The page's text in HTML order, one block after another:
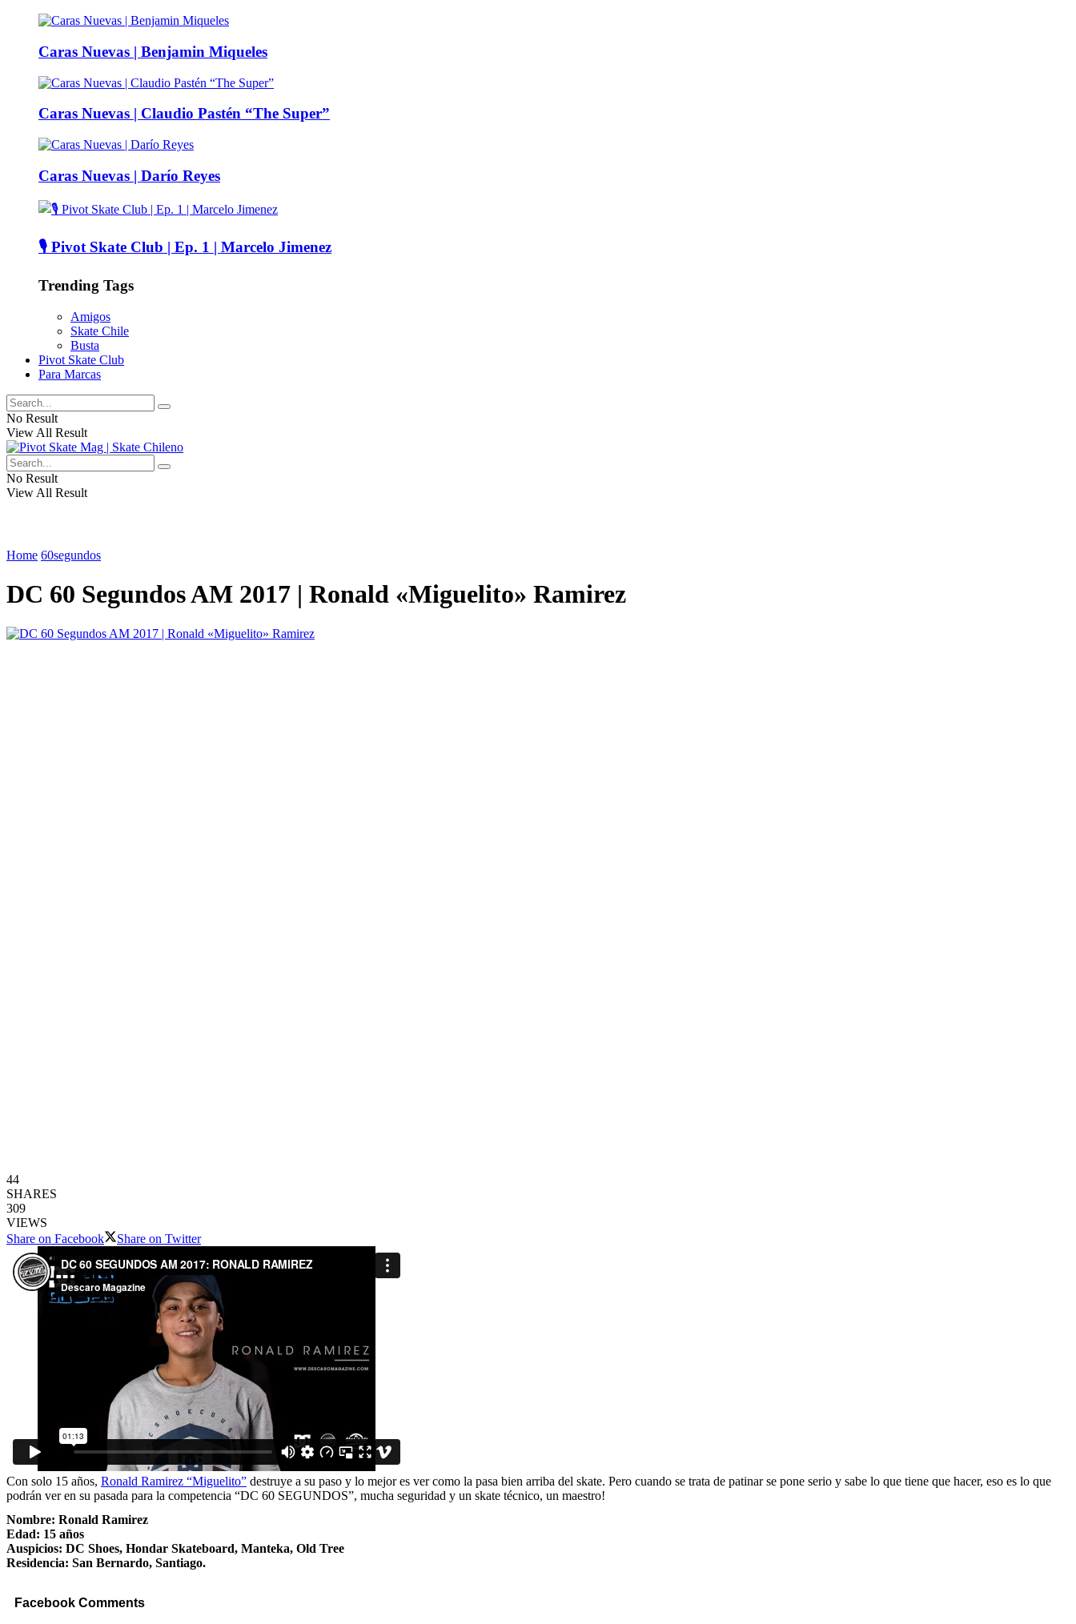
Caras Nuevas | Benjamin Miqueles
Caras Nuevas | Claudio Pastén “The Super”
Caras Nuevas | Darío Reyes
🎙️ Pivot Skate Club | Ep. 1 | Marcelo Jimenez
Trending Tags
Amigos
Skate Chile
Busta
Pivot Skate Club
Para Marcas
No Result
View All Result
No Result
View All Result
Home 60segundos
DC 60 Segundos AM 2017 | Ronald «Miguelito» Ramirez
44
SHARES
309
VIEWS
Share on Facebook
Share on Twitter
Con solo 15 años, Ronald Ramirez “Miguelito” destruye a su paso y lo mejor es ver como la pasa bien arriba del skate. Pero cuando se trata de patinar se pone serio y sabe lo que tiene que hacer, eso es lo que
podrán ver en su pasada para la competencia “DC 60 SEGUNDOS”, mucha seguridad y un skate técnico, un maestro!
Nombre: Ronald Ramirez
Edad: 15 años
Auspicios: DC Shoes, Hondar Skateboard, Manteka, Old Tree
Residencia: San Bernardo, Santiago.
Facebook Comments